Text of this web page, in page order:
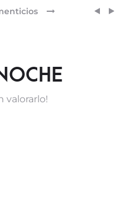
valorarlo!